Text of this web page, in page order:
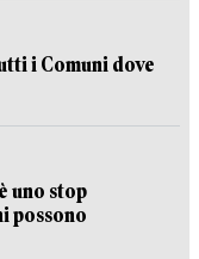
i Comuni dove
uno stop
possono